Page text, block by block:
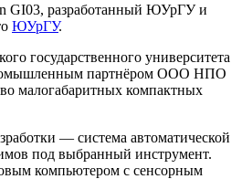
GI03, разработанный ЮУрГУ и
ЮУрГУ.
государственного университета
партнёром ООО НПО
малогабаритных компактных
— система автоматической
под выбранный инструмент.
компьютером с сенсорным